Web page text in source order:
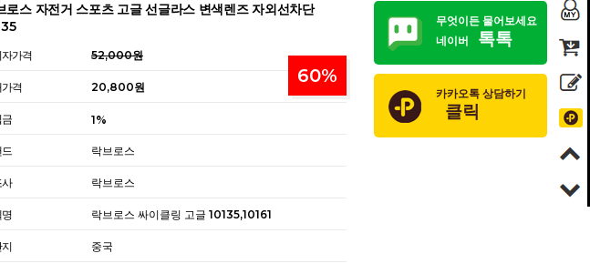
로스 자전거 스포츠 고글 선글라스 변색렌즈 자외선차단
자가격 52,000원
60%
격 20,800원
금 1%
드 락브로스
락브로스
명 락브로스 싸이클링 고글 10135,10161
지 중국
무엇이든 물어보세요
네이버
톡톡
카카오톡 상담하기
클릭